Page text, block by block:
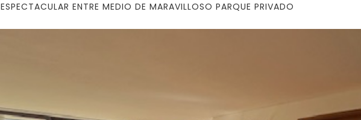
ESPECTACULAR ENTRE MEDIO DE MARAVILLOSO PARQUE PRIVADO